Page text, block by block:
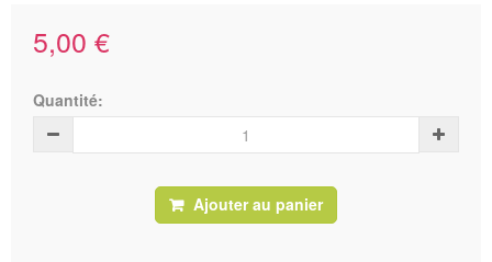
5,00 €
Quantité:
Ajouter au panier